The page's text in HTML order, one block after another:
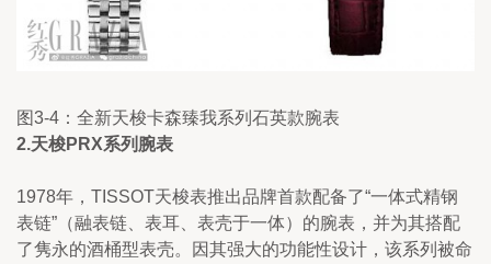
图3-4：全新天梭卡森臻我系列石英款腕表
2.天梭PRX系列腕表
1978年，TISSOT天梭表推出品牌首款配备了“一体式精钢
表链”（融表链、表耳、表壳于一体）的腕表，并为其搭配
了隽永的酒桶型表壳。因其强大的功能性设计，该系列被命